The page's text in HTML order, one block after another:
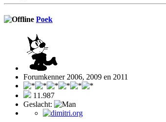
Poek
Forumkenner 2006, 2009 en 2011
11.987
Geslacht: